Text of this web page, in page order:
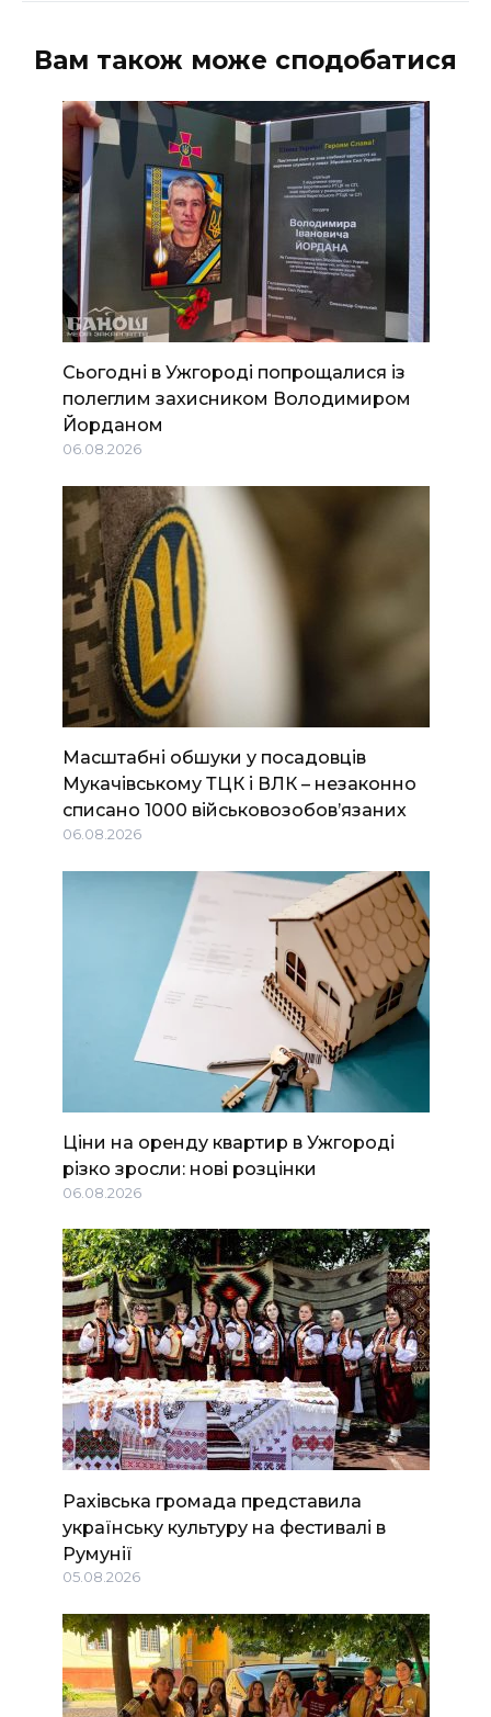
Вам також може сподобатися
Сьогодні в Ужгороді попрощалися із
полеглим захисником Володимиром
Йорданом
06.08.2026
Масштабні обшуки у посадовців
Мукачівському ТЦК і ВЛК – незаконно
списано 1000 військовозобов’язаних
06.08.2026
Ціни на оренду квартир в Ужгороді
різко зросли: нові розцінки
06.08.2026
Рахівська громада представила
українську культуру на фестивалі в
Румунії
05.08.2026